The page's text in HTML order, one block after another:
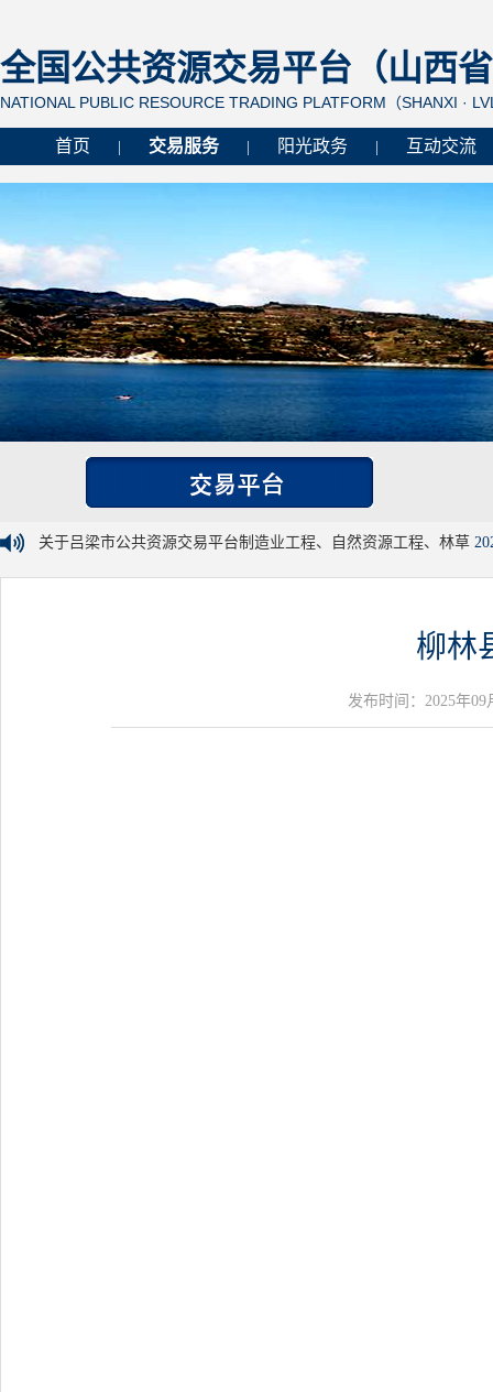
全国公共资源交易平台（山西
NATIONAL PUBLIC RESOURCE TRADING PLATFORM（SHANXI ·
首页 交易服务 阳光政务 互动交流
关于吕梁市公共资源交易平台制造业工程、自然资源工程、林草
柳林
发布时间：2025年09